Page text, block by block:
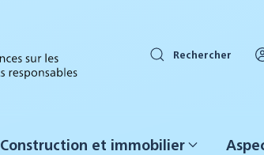
Rechercher
Construction et immobilier